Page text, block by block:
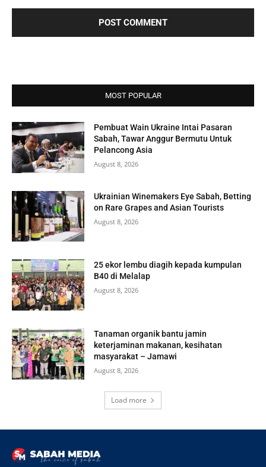
MOST POPULAR
Pembuat Wain Ukraine Intai Pasaran
Sabah, Tawar Anggur Bermutu Untuk
Pelancong Asia
August 8, 2026
Ukrainian Winemakers Eye Sabah, Betting
on Rare Grapes and Asian Tourists
August 8, 2026
25 ekor lembu diagih kepada kumpulan
B40 di Melalap
August 8, 2026
Tanaman organik bantu jamin
keterjaminan makanan, kesihatan
masyarakat – Jamawi
August 8, 2026
Load more